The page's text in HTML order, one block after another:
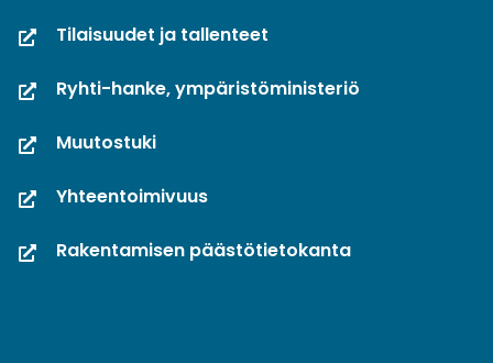
Tilaisuudet ja tallenteet
Ryhti-hanke, ympäristöministeriö
Muutostuki
Yhteentoimivuus
Rakentamisen päästötietokanta